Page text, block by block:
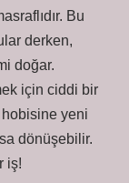
Bu
derken,
doğar.
için ciddi bir
yeni
dönüşebilir.
iş!